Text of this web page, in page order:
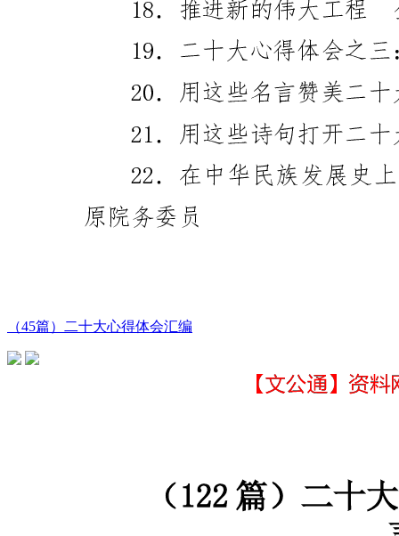
（45篇）二十大心得体会汇编